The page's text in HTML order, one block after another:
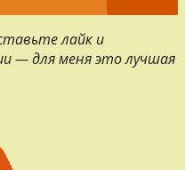
лайк и
— для меня это лучшая